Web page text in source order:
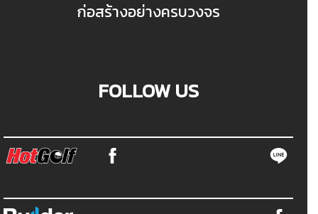
ก่อสร้างอย่างครบวงจร
FOLLOW US